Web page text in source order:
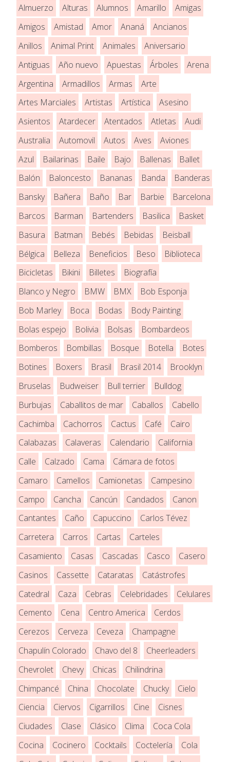
Almuerzo
Alturas Alumnos Amarillo
Amigas
Amigos
Amistad Amor Ananá
Ancianos
Anillos
Animal Print Animales
Aniversario
Antiguas
Año nuevo Apuestas Árboles
Arena
Argentina
Armadillos Armas
Arte
Artes Marciales
Artistas Artística
Asesino
Asientos
Atardecer Atentados Atletas
Audi
Australia
Automovil Autos Aves
Aviones
Azul
Bailarinas Baile Bajo Ballenas
Ballet
Balón
Baloncesto Bananas Banda
Banderas
Bansky
Bañera Baño Bar Barbie
Barcelona
Barcos
Barman Bartenders Basilica
Basket
Basura
Batman Bebés Bebidas
Beisball
Bélgica
Belleza Beneficios Beso
Biblioteca
Bicicletas
Bikini Billetes
Biografía
Blanco y Negro
BMW BMX
Bob Esponja
Bob Marley
Boca Bodas
Body Painting
Bolas espejo
Bolivia Bolsas
Bombardeos
Bomberos
Bombillas Bosque Botella
Botes
Botines
Boxers Brasil Brasil 2014
Brooklyn
Bruselas
Budweiser Bull terrier
Bulldog
Burbujas
Caballitos de mar Caballos
Cabello
Cachimba
Cachorros Cactus Café
Cairo
Calabazas
Calaveras Calendario
California
Calle
Calzado Cama
Cámara de fotos
Camaro
Camellos Camionetas
Campesino
Campo
Cancha Cancún Candados
Canon
Cantantes
Caño Capuccino
Carlos Tévez
Carretera
Carros Cartas
Carteles
Casamiento
Casas Cascadas Casco
Casero
Casinos
Cassette Cataratas
Catástrofes
Catedral
Caza Cebras Celebridades
Celulares
Cemento
Cena Centro America
Cerdos
Cerezos
Cerveza Ceveza
Champagne
Chapulín Colorado
Chavo del 8
Cheerleaders
Chevrolet
Chevy Chicas
Chilindrina
Chimpancé
China Chocolate Chucky
Cielo
Ciencia
Ciervos Cigarrillos Cine
Cisnes
Ciudades
Clase Clásico Clima
Coca Cola
Cocina
Cocinero Cocktails Coctelería
Cola